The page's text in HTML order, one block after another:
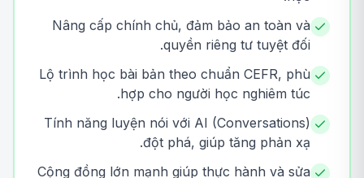
Nâng cấp chính chủ, đảm bảo an toàn và
quyền riêng tư tuyệt đối.
Lộ trình học bài bản theo chuẩn CEFR, phù
hợp cho người học nghiêm túc.
Tính năng luyện nói với AI (Conversations)
đột phá, giúp tăng phản xạ.
Cộng đồng lớn mạnh giúp thực hành và sửa